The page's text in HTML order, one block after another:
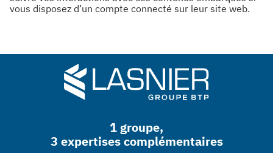
vous disposez d’un compte connecté sur leur site web.
1 groupe,
3 expertises complémentaires